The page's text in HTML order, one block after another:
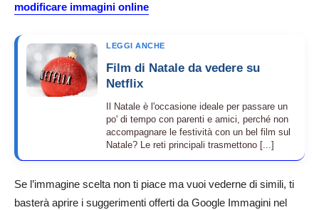
modificare immagini online
LEGGI ANCHE
Film di Natale da vedere su
Netflix
Il Natale è l'occasione ideale per passare un
po' di tempo con parenti e amici, perché non
accompagnare le festività con un bel film sul
Natale? Le reti principali trasmettono [...]
Se l’immagine scelta non ti piace ma vuoi vederne di simili, ti
basterà aprire i suggerimenti offerti da Google Immagini nel